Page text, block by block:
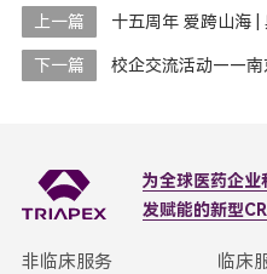
上一篇 十五周年 爱跨山海 |
下一篇 校企交流活动——南
为全球医药企业
发赋能的新型
非临床服务 临床